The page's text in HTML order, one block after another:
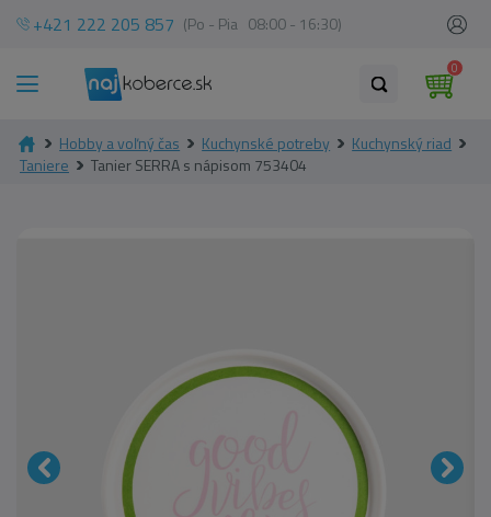
+421 222 205 857 (Po - Pia 08:00 - 16:30)
0
Hobby a voľný čas Kuchynské potreby
Kuchynský riad
Taniere
Tanier SERRA s nápisom 753404